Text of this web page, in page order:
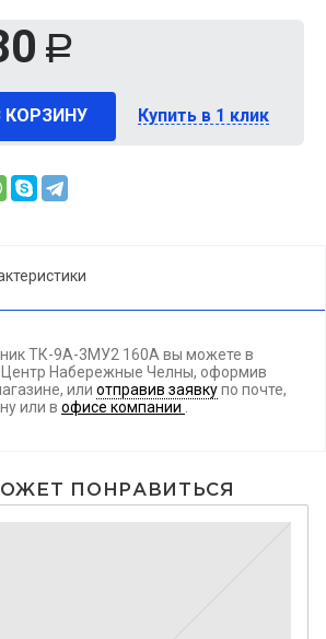
Р
КОРЗИНУ Купить в 1 клик
ТК-9А-3МУ2 160А вы можете в
Набережные Челны, оформив
или отправив заявкупо почте,
или в офисе компании
ПОНРАВИТЬСЯ